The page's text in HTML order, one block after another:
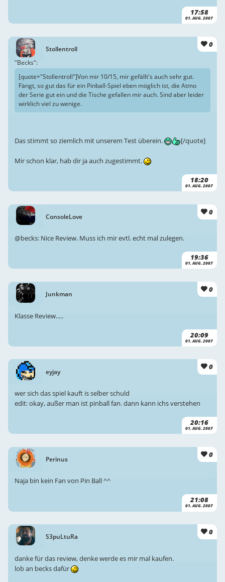
17:58
01. AUG. 2007
Stollentroll
0
18:20
01. AUG. 2007
"Becks":
[quote="Stollentroll"]Von mir 10/15, mir gefällt's auch sehr gut.
Fängt, so gut das für ein Pinball-Spiel eben möglich ist, die Atmo
der Serie gut ein und die Tische gefallen mir auch. Sind aber leider
wirklich viel zu wenige.
Das stimmt so ziemlich mit unserem Test überein. [/quote]
Mir schon klar, hab dir ja auch zugestimmt.
ConsoleLove
0
19:36
01. AUG. 2007
@becks: Nice Review. Muss ich mir evtl. echt mal zulegen.
Junkman
0
20:09
01. AUG. 2007
Klasse Review.....
eyjay
0
20:16
01. AUG. 2007
wer sich das spiel kauft is selber schuld
edit: okay, außer man ist pinball fan. dann kann ichs verstehen
Perinus
0
21:08
01. AUG. 2007
Naja bin kein Fan von Pin Ball ^^
S3puLtuRa
0
danke für das review, denke werde es mir mal kaufen.
lob an becks dafür